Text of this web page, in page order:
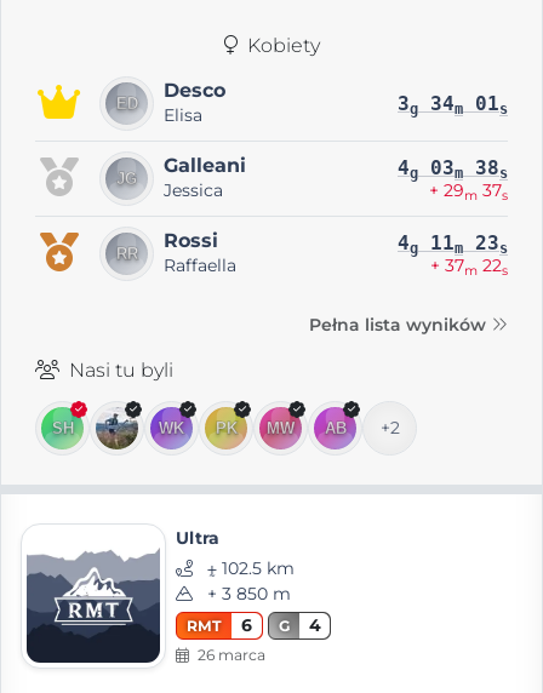
Kobiety
Desco
Elisa 3g 34m 01s
Galleani
Jessica
4g 03m 38s
+ 29m 37s
Rossi
Raffaella
4g 11m 23s
+ 37m 22s
Pełna lista wyników
Nasi tu byli
+2
Ultra
⨦ 102.5 km
+ 3 850 m
RMT 6 G 4
26 marca